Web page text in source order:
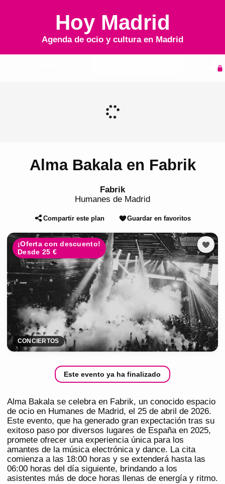
Hoy Madrid
Agenda de ocio y cultura en Madrid
Alma Bakala en Fabrik
Fabrik
Humanes de Madrid
Compartir este plan Guardar en favoritos
¡Oferta con descuento!
Desde 25 €
CONCIERTOS
Este evento ya ha finalizado
Alma Bakala se celebra en Fabrik, un conocido espacio
de ocio en Humanes de Madrid, el 25 de abril de 2026.
Este evento, que ha generado gran expectación tras su
exitoso paso por diversos lugares de España en 2025,
promete ofrecer una experiencia única para los
amantes de la música electrónica y dance. La cita
comienza a las 18:00 horas y se extenderá hasta las
06:00 horas del día siguiente, brindando a los
asistentes más de doce horas llenas de energía y ritmo.